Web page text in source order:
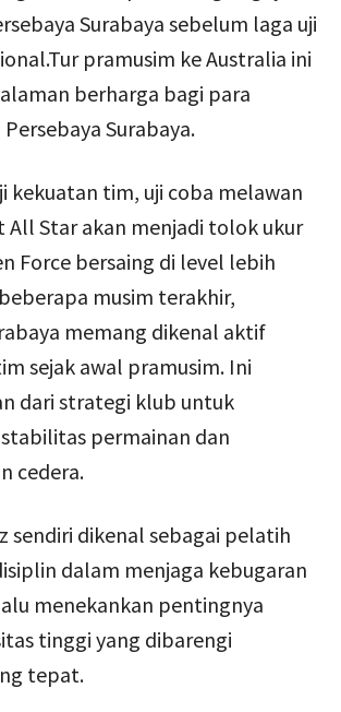
Surabaya sebelum laga uji
pramusim ke Australia ini
berharga bagi para
Surabaya.
kekuatan tim, uji coba melawan
All Star akan menjadi tolok ukur
Force bersaing di level lebih
musim terakhir,
memang dikenal aktif
sejak awal pramusim. Ini
dari strategi klub untuk
permainan dan
cedera.
sendiri dikenal sebagai pelatih
dalam menjaga kebugaran
menekankan pentingnya
tinggi yang dibarengi
tepat.